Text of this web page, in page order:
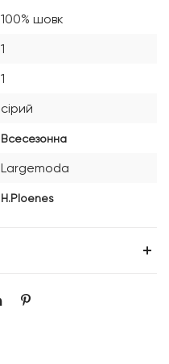
100% шовк
1
1
сірий
Всесезонна
Largemoda
H.Ploenes